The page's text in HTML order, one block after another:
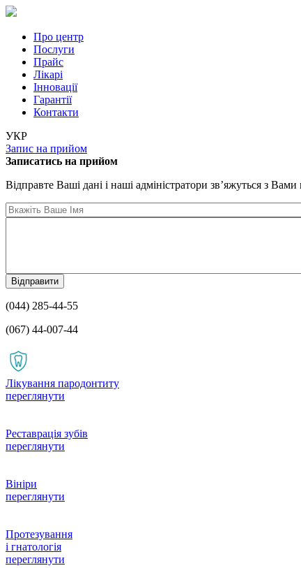
Перейти до основного вмісту
Про центр
Послуги
Прайс
Лікарі
Iнновації
Гарантії
Контакти
УКР
Запис на прийом
Записатись на прийом
Відправте Ваші дані і наші адміністратори зв’яжуться з
(044) 285-44-55
(067) 44-007-44
Лікування пародонтиту
переглянути
Реставрація зубів
переглянути
Вініри
переглянути
Протезування
і гнатологія
переглянути